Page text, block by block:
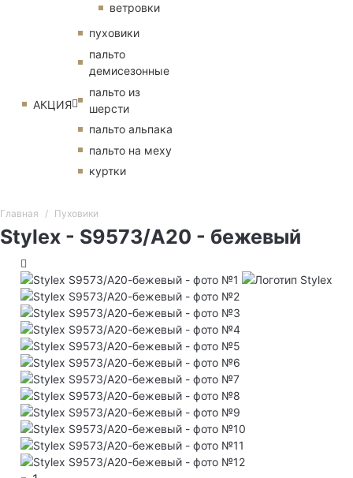
ветровки
АКЦИЯ
пуховики
пальто
демисезонные
пальто из
шерсти
пальто альпака
пальто на меху
куртки
Главная Пуховики
Stylex - S9573/А20 - бежевый